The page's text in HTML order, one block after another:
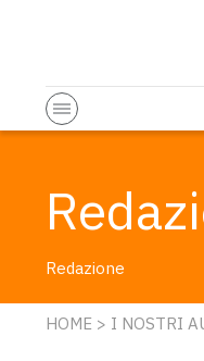
Redazione
HOME > I NOSTRI